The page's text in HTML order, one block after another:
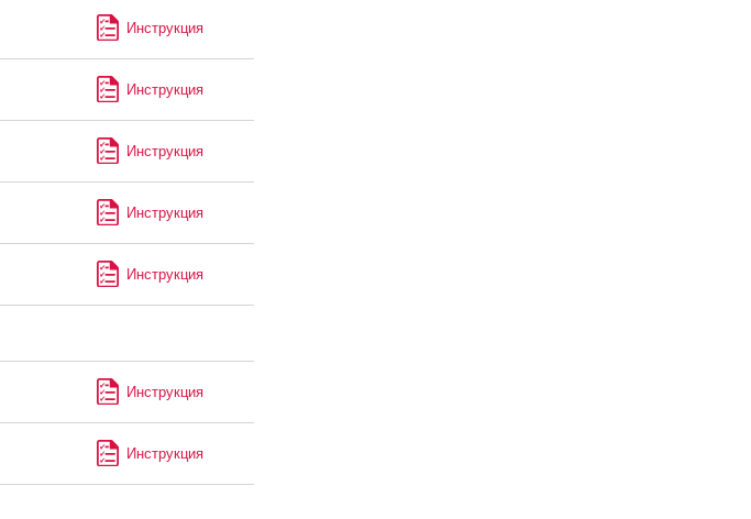
Инструкция
Инструкция
Инструкция
Инструкция
Инструкция
Инструкция
Инструкция